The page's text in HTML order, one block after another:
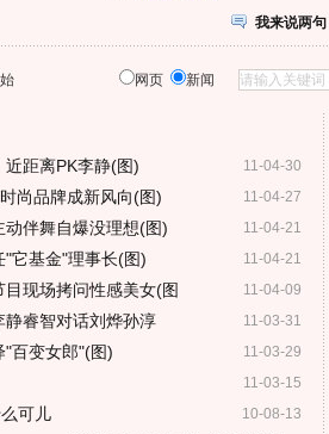
我来说两句
网页 新闻
11-04-30
距离PK李静(图)
11-04-27
尚品牌成新风向(图)
11-04-21
伴舞自爆没理想(图)
11-04-21
它基金"理事长(图)
11-04-09
现场拷问性感美女(图
11-03-31
静睿智对话刘烨孙淳
11-03-29
"百变女郎"(图)
11-03-15
10-08-13
可儿